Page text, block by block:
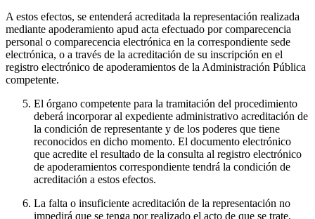
A estos efectos, se entenderá acreditada la representación realizada
mediante apoderamiento apud acta efectuado por comparecencia
personal o comparecencia electrónica en la correspondiente sede
electrónica, o a través de la acreditación de su inscripción en el
registro electrónico de apoderamientos de la Administración Pública
competente.
El órgano competente para la tramitación del procedimiento
deberá incorporar al expediente administrativo acreditación de
la condición de representante y de los poderes que tiene
reconocidos en dicho momento. El documento electrónico
que acredite el resultado de la consulta al registro electrónico
de apoderamientos correspondiente tendrá la condición de
acreditación a estos efectos.
La falta o insuficiente acreditación de la representación no
impedirá que se tenga por realizado el acto de que se trate,